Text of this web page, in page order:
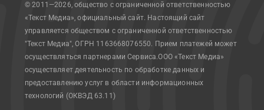
© 2011—2026, общество с ограниченной ответственностью
«Текст Медиа», официальный сайт. Настоящий сайт
управляется обществом с ограниченной ответственностью
"Текст Медиа", ОГРН 1163668076550. Прием платежей может
осуществляться партнерами Сервиса.ООО «Текст Медиа»
осуществляет деятельность по обработке данных и
предоставлению услуг в области информационных
технологий (ОКВЭД 63.11)